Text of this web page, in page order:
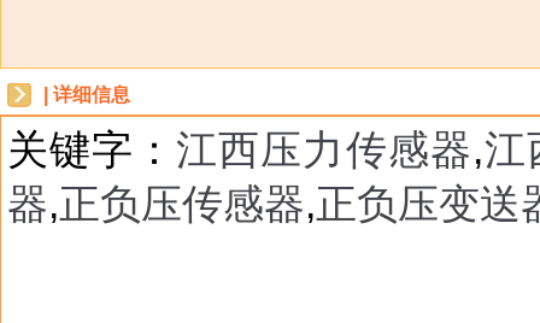
| 详细信息
关键字： 江西压力传感器,江
器,正负压传感器,正负压变送